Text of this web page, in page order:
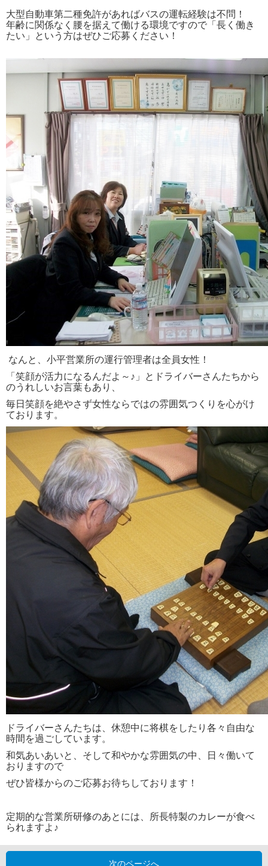
大型自動車第二種免許があればバスの運転経験は不問！
年齢に関係なく腰を据えて働ける環境ですので 「長く働き
たい」という方はぜひご応募ください！
なんと、 小平営業所の運行管理者は全員女性！
「笑顔が活力になるんだよ～♪」とドライバーさんたちから
のうれしいお言葉もあり、
毎日笑顔を絶やさず女性ならではの雰囲気つくりを心がけ
ております。
ドライバーさんたちは、休憩中に将棋をしたり各々自由な
時間を過ごしています。
和気あいあいと、そして和やかな雰囲気の中、日々働いて
おりますので
ぜひ皆様からのご応募お待ちしております！
定期的な営業所研修のあとには、所長特製のカレーが食べ
られますよ♪
次のページへ